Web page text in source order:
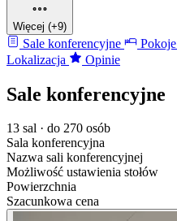
Więcej (+9)
Sale konferencyjne Pokoje
Lokalizacja
Opinie
Sale konferencyjne
13 sal · do 270 osób
Sala konferencyjna
Nazwa sali konferencyjnej
Możliwość ustawienia stołów
Powierzchnia
Szacunkowa cena